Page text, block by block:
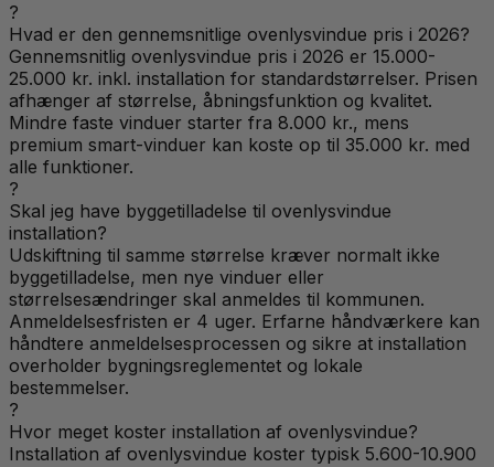
?
Hvad er den gennemsnitlige ovenlysvindue pris i 2026?
Gennemsnitlig ovenlysvindue pris i 2026 er 15.000-
25.000 kr. inkl. installation for standardstørrelser. Prisen
afhænger af størrelse, åbningsfunktion og kvalitet.
Mindre faste vinduer starter fra 8.000 kr., mens
premium smart-vinduer kan koste op til 35.000 kr. med
alle funktioner.
?
Skal jeg have byggetilladelse til ovenlysvindue
installation?
Udskiftning til samme størrelse kræver normalt ikke
byggetilladelse, men nye vinduer eller
størrelsesændringer skal anmeldes til kommunen.
Anmeldelsesfristen er 4 uger. Erfarne håndværkere kan
håndtere anmeldelsesprocessen og sikre at installation
overholder bygningsreglementet og lokale
bestemmelser.
?
Hvor meget koster installation af ovenlysvindue?
Installation af ovenlysvindue koster typisk 5.600-10.900